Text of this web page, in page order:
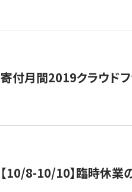
寄付月間2019クラウド
【10/8-10/10】臨時休業